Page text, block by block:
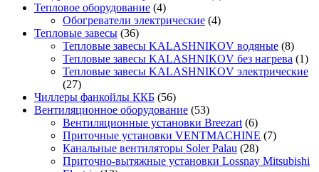
Тепловое оборудование (4)
Обогреватели электрические (4)
Тепловые завесы (36)
Тепловые завесы KALASHNIKOV водяные (8)
Тепловые завесы KALASHNIKOV без нагрева (1)
Тепловые завесы KALASHNIKOV электрические
(27)
Чиллеры фанкойлы ККБ (56)
Вентиляционное оборудование (53)
Вентиляционные установки Breezart (6)
Приточные установки VENTMACHINE (7)
Канальные вентиляторы Soler Palau (28)
Приточно-вытяжные установки Lossnay Mitsubishi